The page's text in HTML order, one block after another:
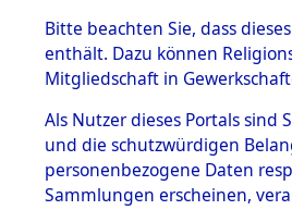
BESTÄNDE
1.
mente
5. Verschiedenes
5.3
Todesmärsche
Bitte beachten Sie, dass
enthält. Dazu können
Mitgliedschaft in
Als Nutzer dieses Portals sind
und die schutzwürdigen
personenbezogene Daten
Sammlungen erscheinen,